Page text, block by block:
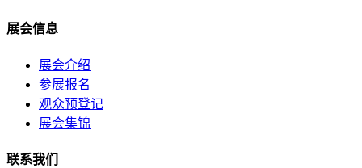
展会信息
展会介绍
参展报名
观众预登记
展会集锦
联系我们